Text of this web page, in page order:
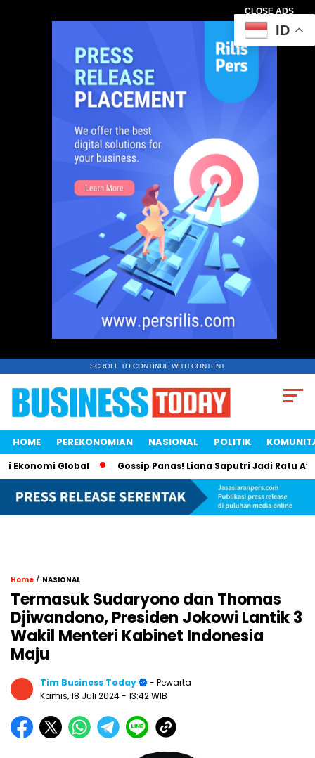
CLOSE ADS
SCROLL TO CONTINUE WITH CONTENT
HOME PEREKONOMIAN NASIONAL POLITIK
Global Gossip Panas! Liana Saputri Jadi Ratu Ayam
Home / NASIONAL
Termasuk Sudaryono dan Thomas
Djiwandono, Presiden Jokowi Lantik 3
Wakil Menteri Kabinet Indonesia
Maju
Tim Business Today
- Pewarta
Kamis, 18 Juli 2024- 13:42 WIB
ID